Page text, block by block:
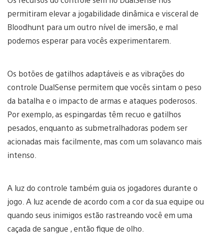
permitiram elevar a jogabilidade dinâmica e visceral de
Bloodhunt para um outro nível de imersão, e mal
podemos esperar para vocês experimentarem.
Os botões de gatilhos adaptáveis e as vibrações do
controle DualSense permitem que vocês sintam o peso
da batalha e o impacto de armas e ataques poderosos.
Por exemplo, as espingardas têm recuo e gatilhos
pesados, enquanto as submetralhadoras podem ser
acionadas mais facilmente, mas com um solavanco mais
intenso.
A luz do controle também guia os jogadores durante o
jogo. A luz acende de acordo com a cor da sua equipe ou
quando seus inimigos estão rastreando você em uma
caçada de sangue , então fique de olho.